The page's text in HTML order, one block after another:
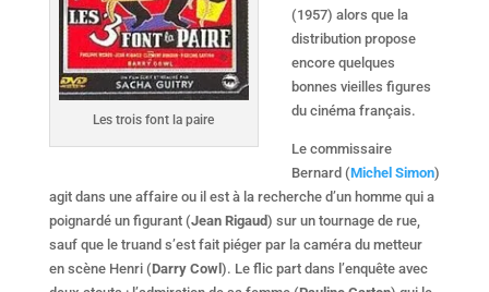
Les trois font la paire
(1957) alors que la
distribution propose
encore quelques
bonnes vieilles figures
du cinéma français.
Le commissaire
Bernard (Michel Simon)
agit dans une affaire ou il est à la recherche d’un homme qui a
poignardé un figurant (Jean Rigaud) sur un tournage de rue,
sauf que le truand s’est fait piéger par la caméra du metteur
en scène Henri (Darry Cowl ). Le flic part dans l’enquête avec